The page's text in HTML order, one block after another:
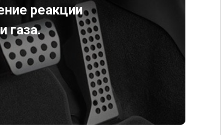
реакции
газа.